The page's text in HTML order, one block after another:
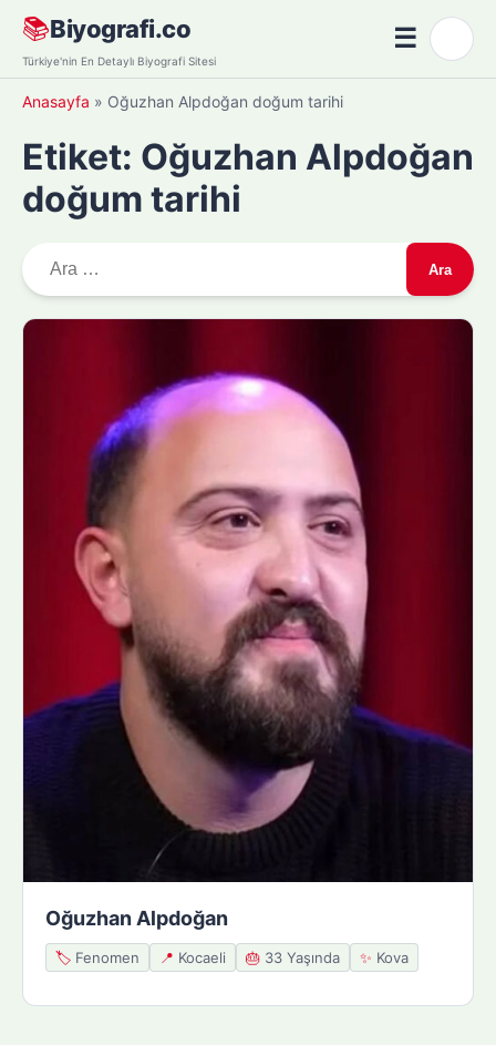
Skip
content
📚Biyografi.co
Türkiye'nin En Detaylı Biyografi Sitesi
☰Menü
Anasayfa » Oğuzhan Alpdoğan doğum tarihi
Etiket: Oğuzhan Alpdoğan
doğum tarihi
r
Oğuzhan Alpdoğan
🏷️ Fenomen 📍 Kocaeli 🎂 33 Yaşında ✨ Kova